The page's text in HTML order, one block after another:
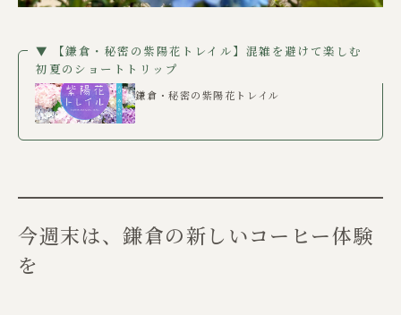
▼ 【鎌倉・秘密の紫陽花トレイル】混雑を避けて楽しむ
初夏のショートトリップ
鎌倉・秘密の紫陽花トレイル
今週末は、鎌倉の新しいコーヒー体験
を